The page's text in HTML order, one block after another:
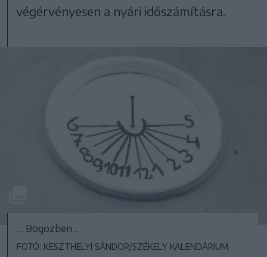
végérvényesen a nyári időszámításra.
… Bögözben…
FOTÓ: KESZTHELYI SÁNDOR/SZÉKELY KALENDÁRIUM